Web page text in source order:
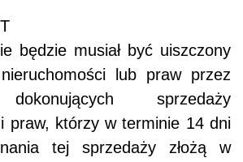
będzie musiał być uiszczony
lub praw przez
sprzedaży
praw, którzy w terminie 14 dni
tej sprzedaży złożą w